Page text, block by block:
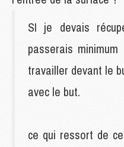
SI je devais
passerais
travailler devant le
avec le but.
ce qui ressort de